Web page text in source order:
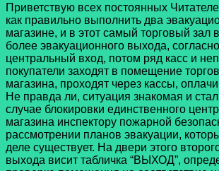
Приветствую всех постоянных
как правильно выполнить два
магазине, и в этот самый торговый зал
более эвакуационного выхода,
центральный вход, потом ряд касс и
покупатели заходят в помещение
магазина, проходят через кассы,
Не правда ли, ситуация знакомая и
случае блокировки единственного
магазина инспектору пожарной
рассмотрении планов эвакуации,
деле существует. На двери этого
выхода висит табличка “ВЫХОД”,